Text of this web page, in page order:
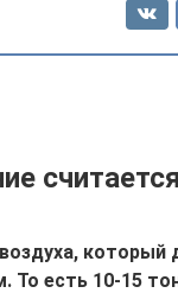
который
То есть 10-15